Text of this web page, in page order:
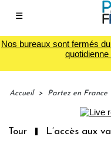
☰
Nos bureaux sont fermés
Accueil > Partez en France
L’accès aux